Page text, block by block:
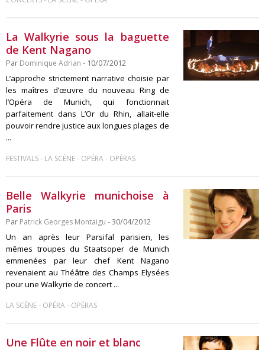
La Walkyrie sous la baguette
de Kent Nagano
Par Dominique Adrian - 10/07/2012
L’approche strictement narrative choisie par
les maîtres d’œuvre du nouveau Ring de
l’Opéra de Munich, qui fonctionnait
parfaitement dans L’Or du Rhin, allait-elle
pouvoir rendre justice aux longues plages de
...
FESTIVALS- LA SCÈNE- OPÉRA- OPÉRAS
Belle Walkyrie munichoise à
Paris
Par Patrick Georges Montaigu - 30/04/2012
Un an après leur Parsifal parisien, les
mêmes troupes du Staatsoper de Munich
emmenées par leur chef Kent Nagano
revenaient au Théâtre des Champs Elysées
pour une Walkyrie de concert ...
LA SCÈNE- OPÉRA- OPÉRAS
Une Flûte en noir et blanc